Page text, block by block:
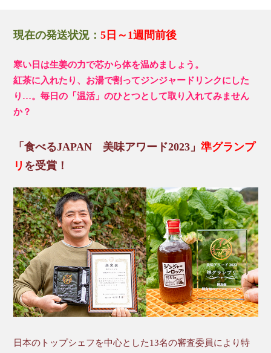
現在の発送状況： 5日～1週間前後
寒い日は生姜の力で芯から体を温めましょう。
紅茶に入れたり、お湯で割ってジンジャードリンクにした
り…。毎日の「温活」のひとつとして取り入れてみません
か？
「食べるJAPAN 美味アワード2023」 準グランプ
リ を受賞！
日本のトップシェフを中心とした13名の審査委員により特